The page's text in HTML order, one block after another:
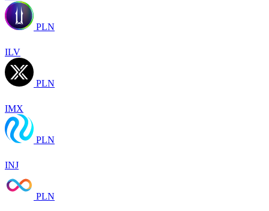
PLN
ILV
PLN
IMX
PLN
INJ
PLN